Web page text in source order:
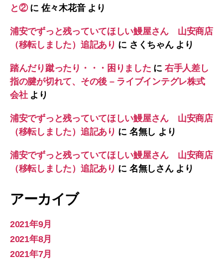
と②に佐々木花音より
浦安でずっと残っていてほしい鰻屋さん 山安商店
（移転しました）追記あり に さくちゃんより
踏んだり蹴ったり・・・困りました に 右手人差し
指の腱が切れて、その後 – ライブインテグレ株式
会社より
浦安でずっと残っていてほしい鰻屋さん 山安商店
（移転しました）追記あり に 名無し より
浦安でずっと残っていてほしい鰻屋さん 山安商店
（移転しました）追記あり に 名無しさんより
アーカイブ
2021年9月
2021年8月
2021年7月